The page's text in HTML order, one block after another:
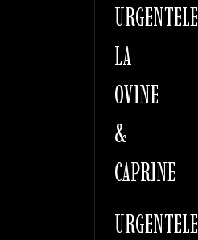
URGENTELE
LA
OVINE
&
CAPRINE
URGENTELE